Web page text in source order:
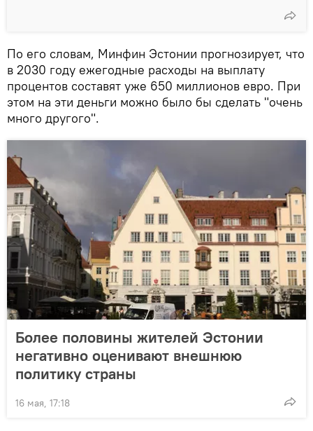
По его словам, Минфин Эстонии прогнозирует, что
в 2030 году ежегодные расходы на выплату
процентов составят уже 650 миллионов евро. При
этом на эти деньги можно было бы сделать "очень
много другого".
Более половины жителей Эстонии
негативно оценивают внешнюю
политику страны
16 мая, 17:18